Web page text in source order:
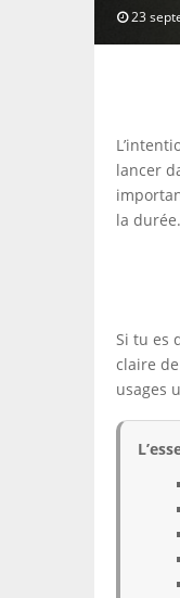
23
lancer
la durée.
Si tu es
claire
usages